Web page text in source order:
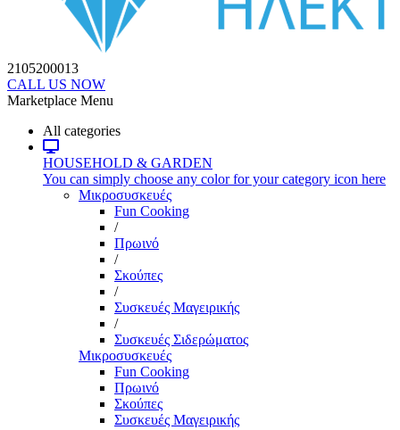
2105200013
CALL US NOW
Marketplace Menu
All categories
HOUSEHOLD & GARDEN
You can simply choose any color for your category icon here
Μικροσυσκευές
Fun Cooking
/
Πρωινό
/
Σκούπες
/
Συσκευές Μαγειρικής
/
Συσκευές Σιδερώματος
Μικροσυσκευές
Fun Cooking
Πρωινό
Σκούπες
Συσκευές Μαγειρικής